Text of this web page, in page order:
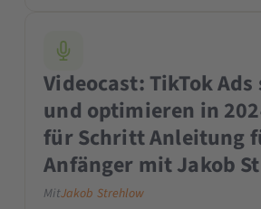
Videocast: TikTok
und optimieren in
für Schritt Anleitung
Anfänger mit Jakob
MitJakob Strehlow